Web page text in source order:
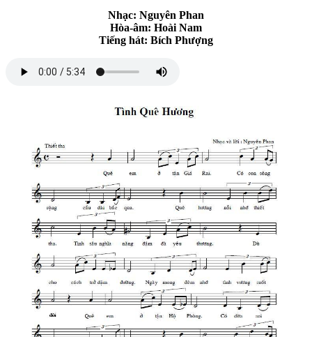
Nhạc: Nguyên Phan
Hòa-âm: Hoài Nam
Tiếng hát: Bích Phượng